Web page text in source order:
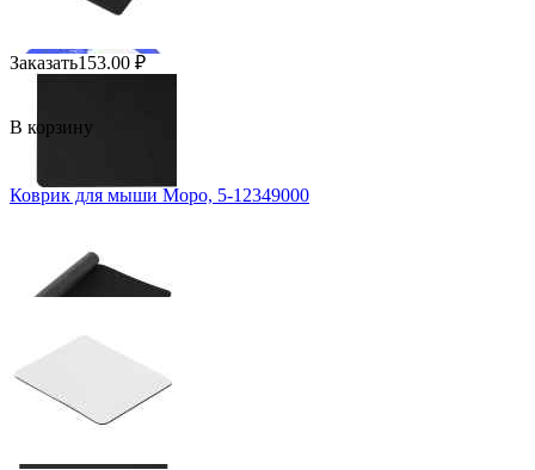
Заказать153.00 ₽
В корзину
Коврик для мыши Mopo, 5-12349000